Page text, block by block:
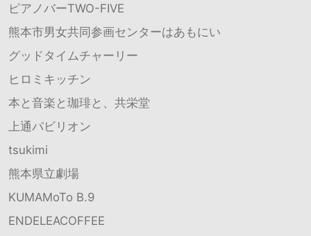
ピアノバーTWO-FIVE
熊本市男女共同参画センターはあもにい
グッドタイムチャーリー
ヒロミキッチン
本と音楽と珈琲と、共栄堂
上通パビリオン
tsukimi
熊本県立劇場
KUMAMoTo B.9
ENDELEACOFFEE